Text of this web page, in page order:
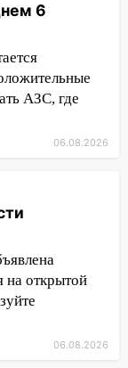
прав
в
ДТП
байкера
6
АЗС, где
06.08.2026
на открытой
06.08.2026